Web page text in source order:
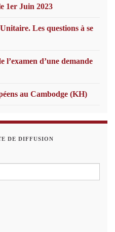
1er Juin 2023
Les questions à se
d’une demande
au Cambodge (KH)
DE DIFFUSION